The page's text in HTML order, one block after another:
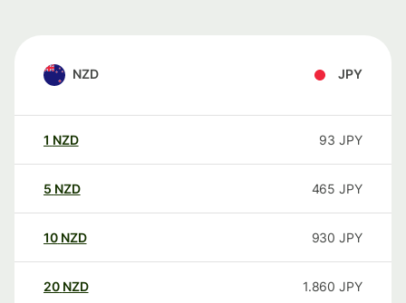
NZD JPY
1 NZD 93 JPY
5 NZD 465 JPY
10 NZD 930 JPY
20 NZD 1.860 JPY